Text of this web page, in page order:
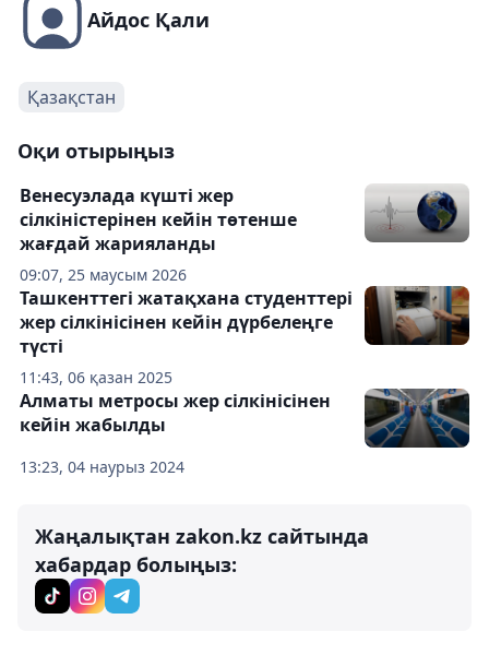
Айдос Қали
Қазақстан
Оқи отырыңыз
09:07, 25 маусым 2026
Венесуэлада күшті жер
сілкіністерінен кейін төтенше
жағдай жарияланды
11:43, 06 қазан 2025
Ташкенттегі жатақхана студенттері
жер сілкінісінен кейін дүрбелеңге
түсті
13:23, 04 наурыз 2024
Алматы метросы жер сілкінісінен
кейін жабылды
Жаңалықтан zakon.kz сайтында
хабардар болыңыз: